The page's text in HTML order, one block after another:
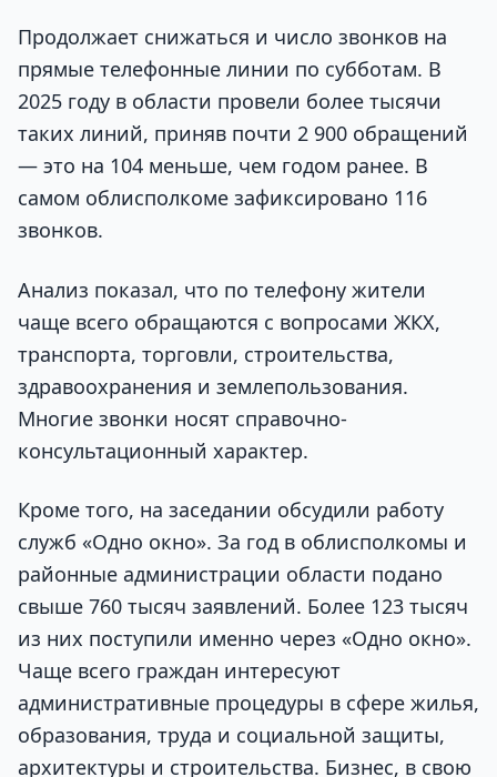
Продолжает снижаться и число звонков на
прямые телефонные линии по субботам. В
2025 году в области провели более тысячи
таких линий, приняв почти 2 900 обращений
— это на 104 меньше, чем годом ранее. В
самом облисполкоме зафиксировано 116
звонков.
Анализ показал, что по телефону жители
чаще всего обращаются с вопросами ЖКХ,
транспорта, торговли, строительства,
здравоохранения и землепользования.
Многие звонки носят справочно-
консультационный характер.
Кроме того, на заседании обсудили работу
служб «Одно окно». За год в облисполкомы и
районные администрации области подано
свыше 760 тысяч заявлений. Более 123 тысяч
из них поступили именно через «Одно окно».
Чаще всего граждан интересуют
административные процедуры в сфере жилья,
образования, труда и социальной защиты,
архитектуры и строительства. Бизнес, в свою